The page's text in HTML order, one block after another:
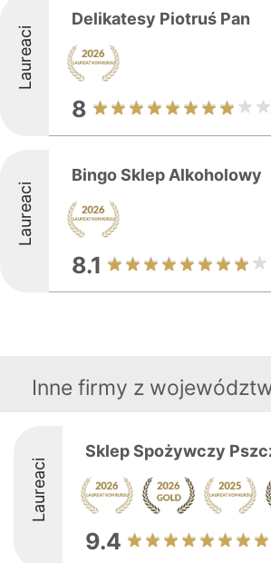
Laureaci
Delikatesy Piotruś Pan
8
Laureaci
Bingo Sklep Alkoholowy
8.1
Inne firmy z
Laureaci
Sklep Spożywczy
9.4